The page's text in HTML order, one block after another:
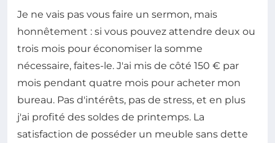
Je ne vais pas vous faire un sermon, mais
honnêtement : si vous pouvez attendre deux ou
trois mois pour économiser la somme
nécessaire, faites-le. J'ai mis de côté 150 € par
mois pendant quatre mois pour acheter mon
bureau. Pas d'intérêts, pas de stress, et en plus
j'ai profité des soldes de printemps. La
satisfaction de posséder un meuble sans dette